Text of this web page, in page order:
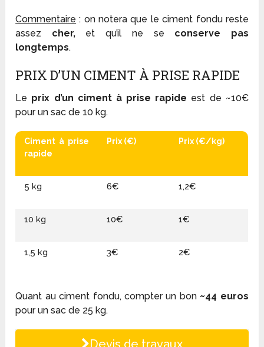
Commentaire : on notera que le ciment fondu reste
assez cher,et qu’il ne se conserve pas
longtemps.
PRIX D’UN CIMENT À PRISE RAPIDE
Le prix d’un ciment à prise rapide est de ~10€
pour un sac de 10 kg.
Ciment à prise
rapide
Prix (€) Prix (€/kg)
5 kg 6€ 1,2€
10 kg 10€ 1€
1,5 kg 3€ 2€
Quant au ciment fondu, compter un bon ~44 euros
pour un sac de 25 kg.